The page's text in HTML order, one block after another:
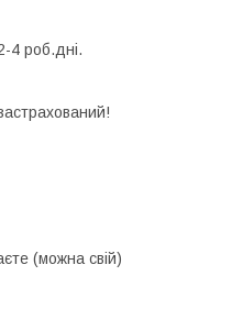
4 роб.дні.
(можна свій)